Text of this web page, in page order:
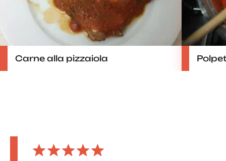
Carne alla pizzaiola